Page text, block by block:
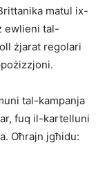
matul ix-
ewlieni tal-
żjarat regolari
tal-kampanja
fuq il-kartelluni
Oħrajn jgħidu: